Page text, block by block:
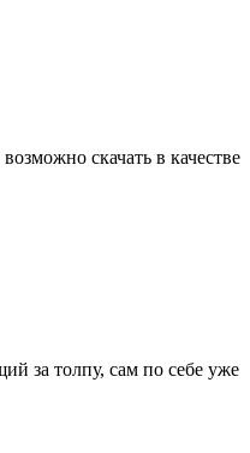
скачать в качестве
за толпу, сам по себе уже